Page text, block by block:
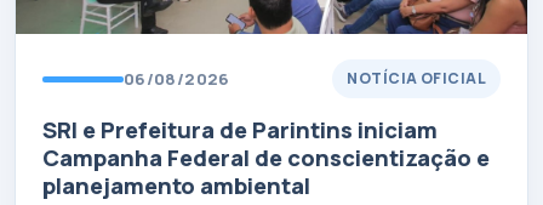
06/08/2026 NOTÍCIA OFICIAL
SRI e Prefeitura de Parintins iniciam
Campanha Federal de conscientização e
planejamento ambiental